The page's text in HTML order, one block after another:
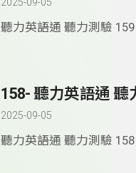
2025-09-05
聽力英語通 聽力測驗 159
158- 聽力英語通 聽
2025-09-05
聽力英語通 聽力測驗 158